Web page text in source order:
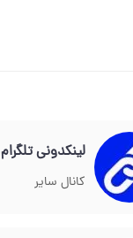
لینکدونی تلگرام
کانال سایر